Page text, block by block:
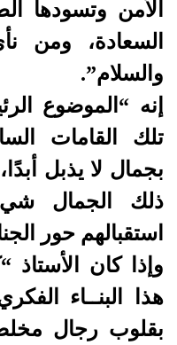
الأمن وتسودها
السعادة، ومن
والسلام”.
إنه “الموضوع
تلك القامات
بجمال لا يذبل
ذلك الجمال
استقبالهم حور
وإذا كان
هذا البنــاء
بقلوب رجال